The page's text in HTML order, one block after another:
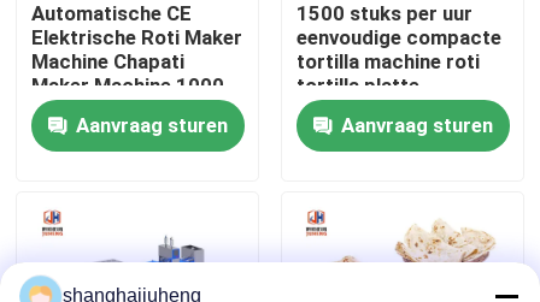
Nieuws
Gevallen
Verzoek om een Citaat
Voedselproductielijnen
Automatische CE
Elektrische Roti Maker
Machine Chapati
Maker Machine 1000 -
1500pcs/H
Aanvraag sturen
1500 stuks per uur
eenvoudige compacte
tortilla machine roti
tortilla platte
broodmaker
Aanvraag sturen
shanghaijuheng